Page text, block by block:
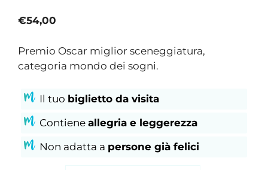
€54,00
Premio Oscar miglior sceneggiatura,
categoria mondo dei sogni.
Il tuo biglietto da visita
Contiene allegria e leggerezza
Non adatta a persone già felici